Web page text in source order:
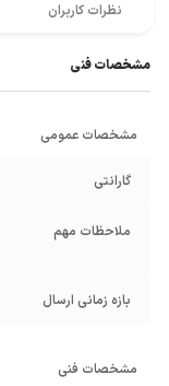
نظرات کاربران
مشخصات فنی
مشخصات عمومی
گارانتی
ملاحظات مهم
بازه زمانی ارسال
مشخصات فنی